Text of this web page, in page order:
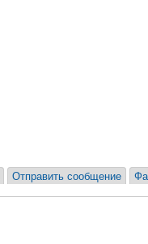
Отправить сообщение